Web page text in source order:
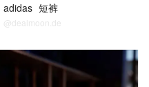
adidas 短裤
@dealmoon.de